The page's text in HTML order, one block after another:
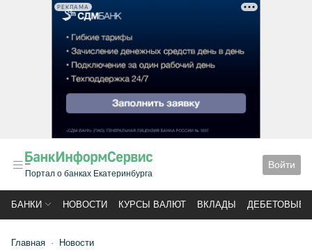
РЕКЛАМА
Портал о банках Екатеринбурга
Войти
БАНКИ НОВОСТИ КУРСЫ ВАЛЮТ ВКЛАДЫ ДЕБЕТОВЫЕ
Главная Новости